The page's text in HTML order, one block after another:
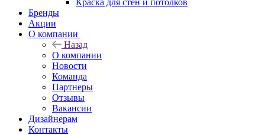
Краска для стен и потолков
Бренды
Акции
О компании
Назад
О компании
Новости
Команда
Партнеры
Отзывы
Вакансии
Дизайнерам
Контакты